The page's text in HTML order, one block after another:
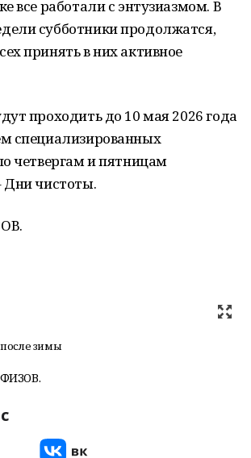
все работали с энтузиазмом. В
субботники продолжатся,
принять в них активное
проходить до 10 мая 2026 года
специализированных
четвергам и пятницам
Дни чистоты.
зимы